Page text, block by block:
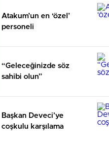
Atakum’un en ‘özel’
personeli
“Geleceğinizde söz
sahibi olun”
Başkan Deveci’ye
coşkulu karşılama